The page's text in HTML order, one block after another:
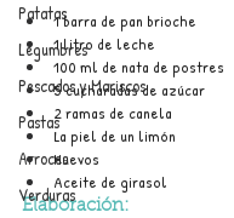
Patatas
Legumbres
Pescados y Mariscos
Pastas
Arroces
Verduras
1 barra de pan brioche
1 litro de leche
100 ml de nata de postres
5 cucharadas de azúcar
2 ramas de canela
La piel de un limón
Huevos
Aceite de girasol
Elaboración: